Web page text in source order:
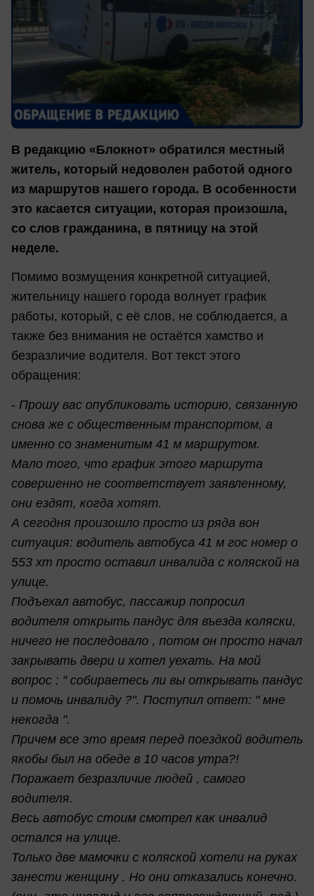
В редакцию «Блокнот» обратился местный
житель, который недоволен работой одного
из маршрутов нашего города. В особенности
это касается ситуации, которая произошла,
со слов гражданина, в пятницу на этой
неделе.
Помимо возмущения конкретной ситуацией,
жительницу нашего города волнует график
работы, который, с её слов, не соблюдается, а
также без внимания не остаётся хамство и
безразличие водителя. Вот текст этого
обращения:
- Прошу вас опубликовать историю, связанную
снова же с общественным транспортом, а
именно со знаменитым 41 м маршрутом.
Мало того, что график этого маршрута
совершенно не соответствует заявленному,
они ездят, когда хотят.
А сегодня произошло просто из ряда вон
ситуация: водитель автобуса 41 м гос номер о
553 хт просто оставил инвалида с коляской на
улице.
Подъехал автобус, пассажир попросил
водителя открыть пандус для въезда коляски,
ничего не последовало , потом он просто начал
закрывать двери и хотел уехать. На мой
вопрос : " собираетесь ли вы открывать пандус
и помочь инвалиду ?". Поступил ответ: " мне
некогда ".
Причем все это время перед поездкой водитель
якобы был на обеде в 10 часов утра?!
Поражает безразличие людей , самого
водителя.
Весь автобус стоим смотрел как инвалид
остался на улице.
Только две мамочки с коляской хотели на руках
занести женщину . Но они отказались конечно.